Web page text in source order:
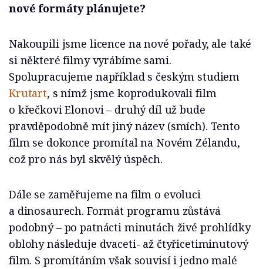
nové formáty plánujete?
Nakoupili jsme licence na nové pořady, ale také
si některé filmy vyrábíme sami.
Spolupracujeme například s českým studiem
Krutart, s nímž jsme koprodukovali film
o křečkovi Elonovi – druhý díl už bude
pravděpodobně mít jiný název (smích). Tento
film se dokonce promítal na Novém Zélandu,
což pro nás byl skvělý úspěch.
Dále se zaměřujeme na film o evoluci
a dinosaurech. Formát programu zůstává
podobný – po patnácti minutách živé prohlídky
oblohy následuje dvaceti- až čtyřicetiminutový
film. S promítáním však souvisí i jedno malé